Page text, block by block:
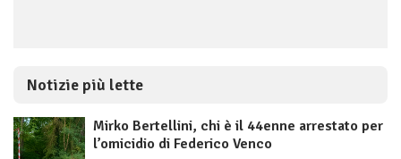
Notizie più lette
Mirko Bertellini, chi è il 44enne arrestato per
l’omicidio di Federico Venco